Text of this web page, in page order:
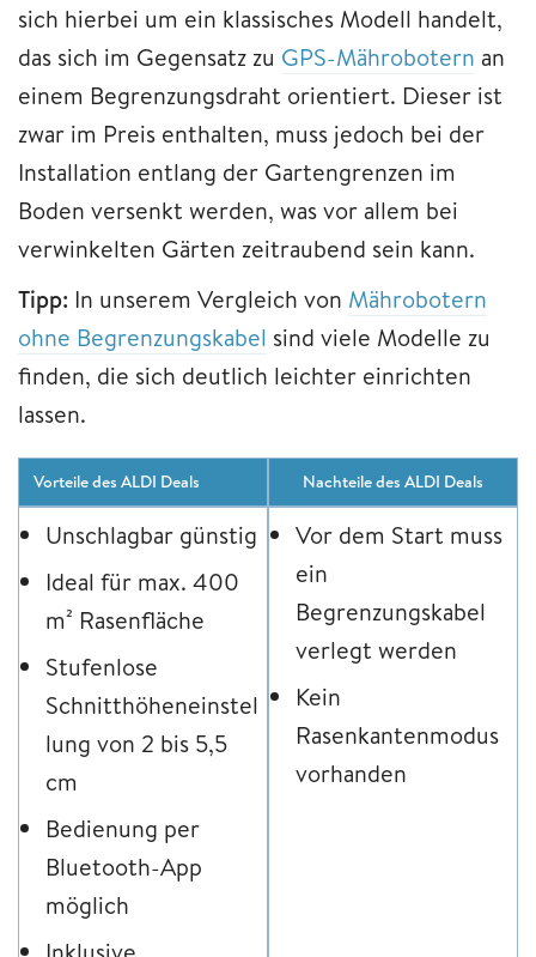
sich hierbei um ein klassisches Modell handelt,
das sich im Gegensatz zu GPS-Mährobotern an
einem Begrenzungsdraht orientiert. Dieser ist
zwar im Preis enthalten, muss jedoch bei der
Installation entlang der Gartengrenzen im
Boden versenkt werden, was vor allem bei
verwinkelten Gärten zeitraubend sein kann.
Tipp: In unserem Vergleich von Mährobotern
ohne Begrenzungskabel sind viele Modelle zu
finden, die sich deutlich leichter einrichten
lassen.
Vorteile des ALDI Deals Nachteile des ALDI Deals
Unschlagbar günstig
Ideal für max. 400
m² Rasenfläche
Stufenlose
Schnitthöheneinstel
lung von 2 bis 5,5
cm
Bedienung per
Bluetooth-App
möglich
Vor dem Start muss
ein
Begrenzungskabel
verlegt werden
Kein
Rasenkantenmodus
vorhanden